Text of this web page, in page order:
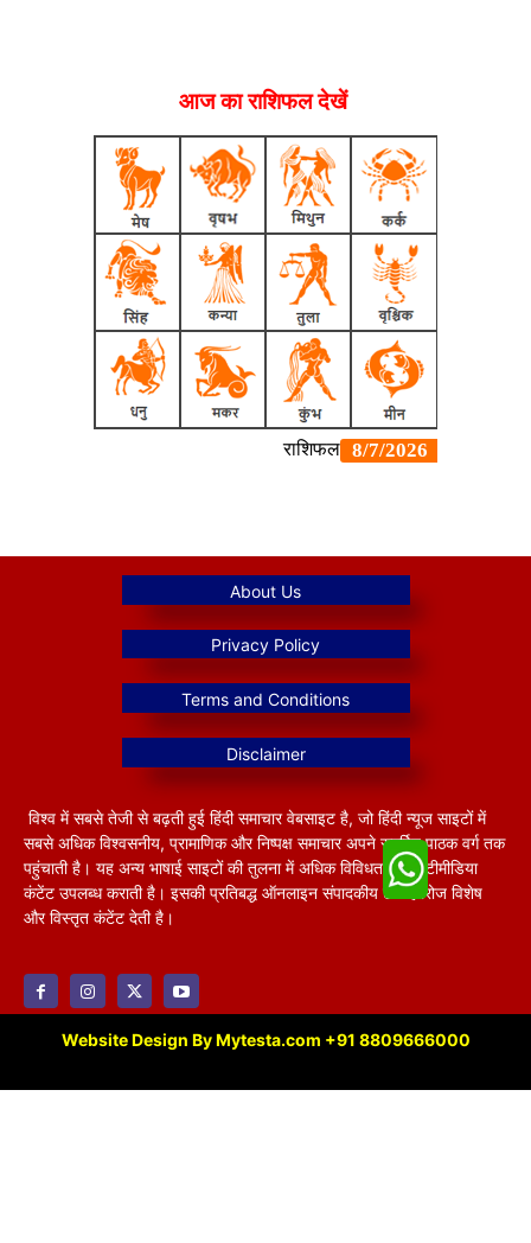
आज का राशिफल देखें
विश्व में सबसे तेजी से बढ़ती हुई हिंदी समाचार वेबसाइट है, जो हिंदी न्यूज साइटों में
सबसे अधिक विश्वसनीय, प्रामाणिक और निष्पक्ष समाचार अपने समर्पित पाठक वर्ग तक
पहुंचाती है। यह अन्य भाषाई साइटों की तुलना में अधिक विविधतापूर्ण मल्टीमीडिया
कंटेंट उपलब्ध कराती है। इसकी प्रतिबद्ध ऑनलाइन संपादकीय टीम हररोज विशेष
और विस्तृत कंटेंट देती है।
Website Design By Mytesta.com +91 8809666000